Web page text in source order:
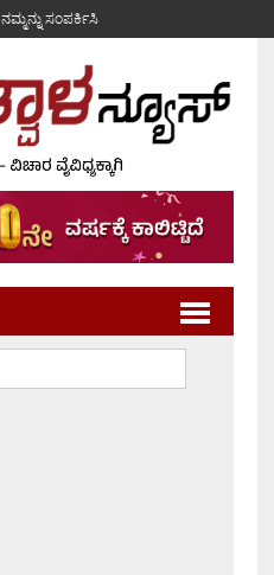
ನಮ್ಮನ್ನು ಸಂಪರ್ಕಿಸಿ